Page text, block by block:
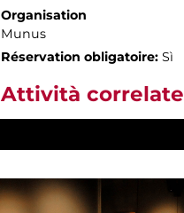
Organisation
Munus
Réservation obligatoire: Sì
Attività correlate